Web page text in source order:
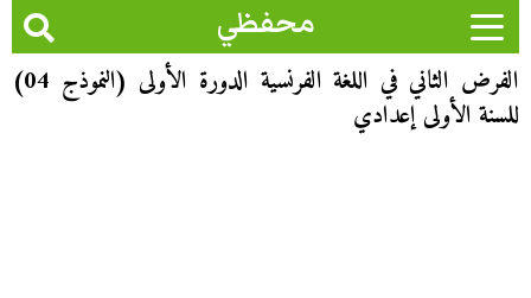
محفظي
الفرض الثاني في اللغة الفرنسية الدورة الأولى (النموذج 04)
للسنة الأولى إعدادي